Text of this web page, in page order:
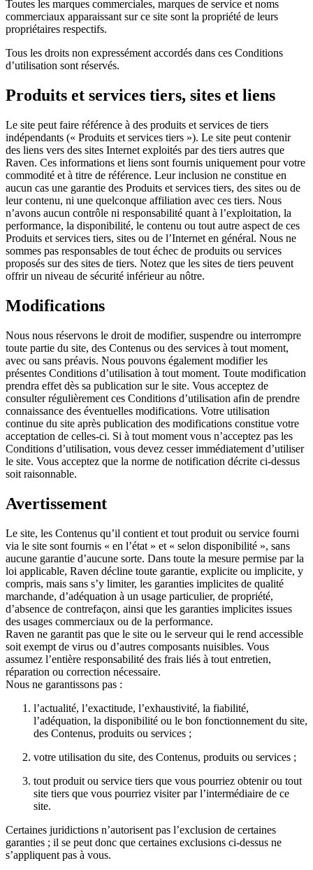
Toutes les marques commerciales, marques de service et noms
commerciaux apparaissant sur ce site sont la propriété de leurs
propriétaires respectifs.
Tous les droits non expressément accordés dans ces Conditions
d’utilisation sont réservés.
Produits et services tiers, sites et liens
Le site peut faire référence à des produits et services de tiers
indépendants (« Produits et services tiers »). Le site peut contenir
des liens vers des sites Internet exploités par des tiers autres que
Raven. Ces informations et liens sont fournis uniquement pour votre
commodité et à titre de référence. Leur inclusion ne constitue en
aucun cas une garantie des Produits et services tiers, des sites ou de
leur contenu, ni une quelconque affiliation avec ces tiers. Nous
n’avons aucun contrôle ni responsabilité quant à l’exploitation, la
performance, la disponibilité, le contenu ou tout autre aspect de ces
Produits et services tiers, sites ou de l’Internet en général. Nous ne
sommes pas responsables de tout échec de produits ou services
proposés sur des sites de tiers. Notez que les sites de tiers peuvent
offrir un niveau de sécurité inférieur au nôtre.
Modifications
Nous nous réservons le droit de modifier, suspendre ou interrompre
toute partie du site, des Contenus ou des services à tout moment,
avec ou sans préavis. Nous pouvons également modifier les
présentes Conditions d’utilisation à tout moment. Toute modification
prendra effet dès sa publication sur le site. Vous acceptez de
consulter régulièrement ces Conditions d’utilisation afin de prendre
connaissance des éventuelles modifications. Votre utilisation
continue du site après publication des modifications constitue votre
acceptation de celles-ci. Si à tout moment vous n’acceptez pas les
Conditions d’utilisation, vous devez cesser immédiatement d’utiliser
le site. Vous acceptez que la norme de notification décrite ci-dessus
soit raisonnable.
Avertissement
Le site, les Contenus qu’il contient et tout produit ou service fourni
via le site sont fournis « en l’état » et « selon disponibilité », sans
aucune garantie d’aucune sorte. Dans toute la mesure permise par la
loi applicable, Raven décline toute garantie, explicite ou implicite, y
compris, mais sans s’y limiter, les garanties implicites de qualité
marchande, d’adéquation à un usage particulier, de propriété,
d’absence de contrefaçon, ainsi que les garanties implicites issues
des usages commerciaux ou de la performance.
Raven ne garantit pas que le site ou le serveur qui le rend accessible
soit exempt de virus ou d’autres composants nuisibles. Vous
assumez l’entière responsabilité des frais liés à tout entretien,
réparation ou correction nécessaire.
Nous ne garantissons pas :
l’actualité, l’exactitude, l’exhaustivité, la fiabilité,
l’adéquation, la disponibilité ou le bon fonctionnement du site,
des Contenus, produits ou services ;
votre utilisation du site, des Contenus, produits ou services ;
tout produit ou service tiers que vous pourriez obtenir ou tout
site tiers que vous pourriez visiter par l’intermédiaire de ce
site.
Certaines juridictions n’autorisent pas l’exclusion de certaines
garanties ; il se peut donc que certaines exclusions ci-dessus ne
s’appliquent pas à vous.